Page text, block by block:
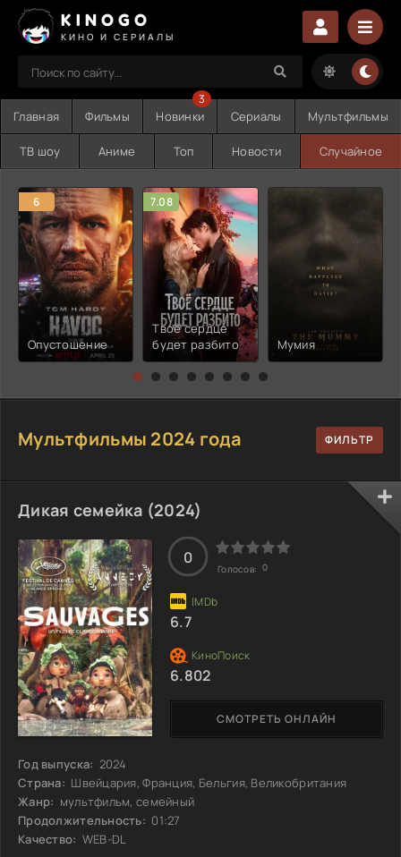
KINOGO
КИНО И СЕРИАЛЫ
Главная Фильмы Новинки
3
Сериалы Мультфильмы
ТВ шоу Аниме Топ Новости Случайное
6
Опустошение
7.08
Твоё сердце
будет разбито
Мумия
Мультфильмы 2024 года
Дикая семейка (2024)
Год выпуска: 2024
Страна: Швейцария, Франция, Бельгия, Великобритания
Жанр: мультфильм, семейный
Продолжительность: 01:27
Качество: WEB-DL
СМОТРЕТЬ ОНЛАЙН
0
Голосов: 0
6.7
6.802